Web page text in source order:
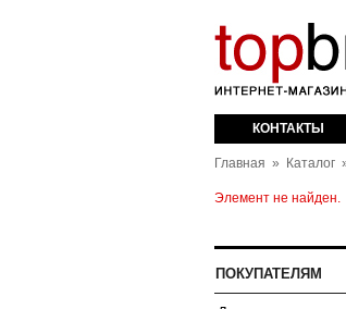
КОНТАКТЫ
Главная » Каталог
Элемент не найден.
ПОКУПАТЕЛЯМ